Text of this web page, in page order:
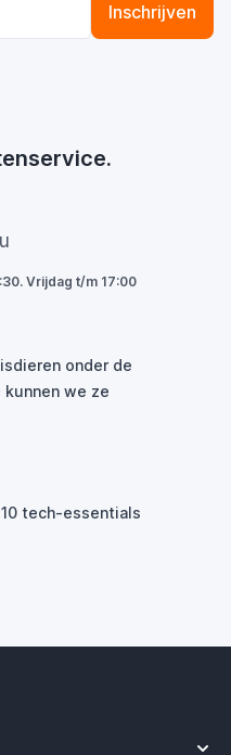
Inschrijven
Vrijdag t/m 17:00
onder de
we ze
tech-essentials